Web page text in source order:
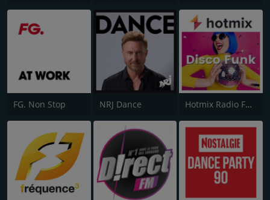
FG. Non Stop NRJ Dance Hotmix Radio Funky